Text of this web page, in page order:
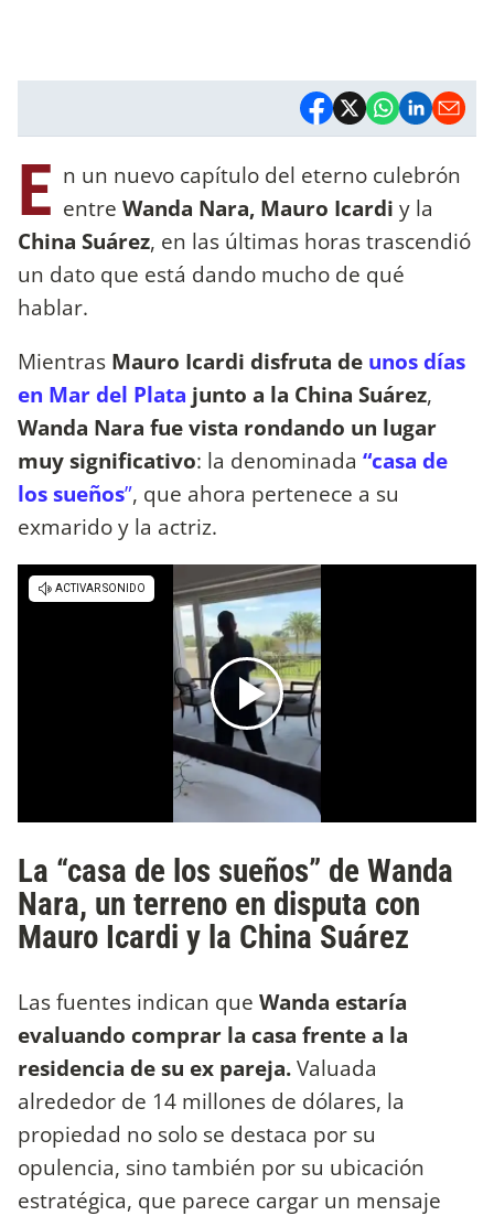
E n un nuevo capítulo del eterno culebrón
entre Wanda Nara, Mauro Icardi y la
China Suárez, en las últimas horas trascendió
un dato que está dando mucho de qué
hablar.
Mientras Mauro Icardi disfruta de unos días
en Mar del Plata junto a la China Suárez,
Wanda Nara fue vista rondando un lugar
muy significativo: la denominada “casa de
los sueños”, que ahora pertenece a su
exmarido y la actriz.
La “casa de los sueños” de Wanda
Nara, un terreno en disputa con
Mauro Icardi y la China Suárez
Las fuentes indican que Wanda estaría
evaluando comprar la casa frente a la
residencia de su ex pareja.Valuada
alrededor de 14 millones de dólares, la
propiedad no solo se destaca por su
opulencia, sino también por su ubicación
estratégica, que parece cargar un mensaje